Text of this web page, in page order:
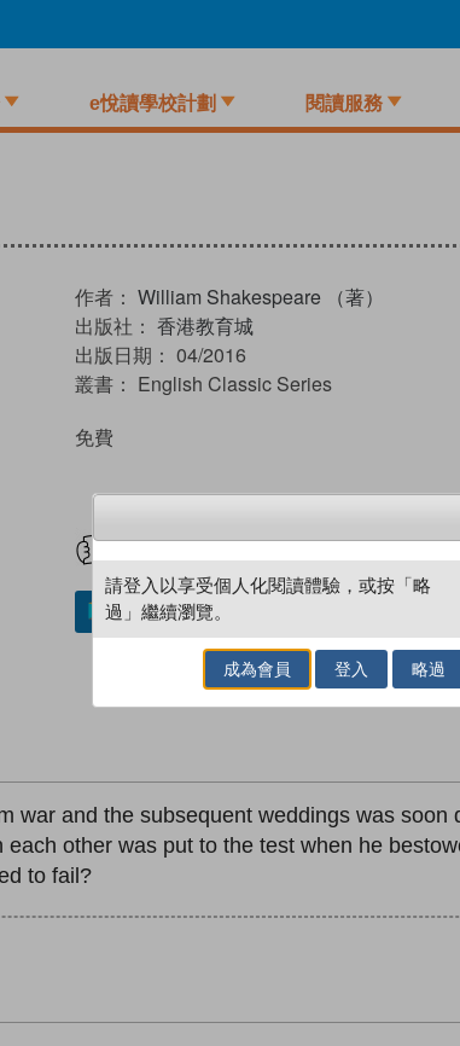
e悅讀學校計劃 閱讀服務
作者： William Shakespeare （著）
出版社： 香港教育城
出版日期： 04/2016
叢書： English Classic Series
免費
加入／閱讀電子書
war and the subsequent weddings was
other was put to the test when he
to fail?
請登入以享受個人化閱讀體驗，或按「略
過」繼續瀏覽。
成為會員 登入 略過